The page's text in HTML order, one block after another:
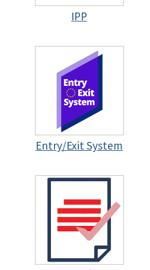
IPP
Entry/Exit System